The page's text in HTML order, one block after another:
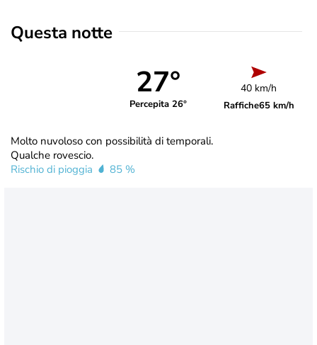
Questa notte
27°
Percepita 26°
40 km/h
Raffiche65 km/h
Molto nuvoloso con possibilità di temporali.
Qualche rovescio.
Rischio di pioggia
85 %